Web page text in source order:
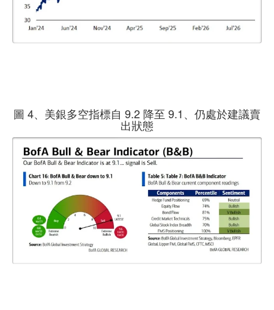
圖 4、美銀多空指標自 9.2 降至 9.1、仍處於建議賣
出狀態